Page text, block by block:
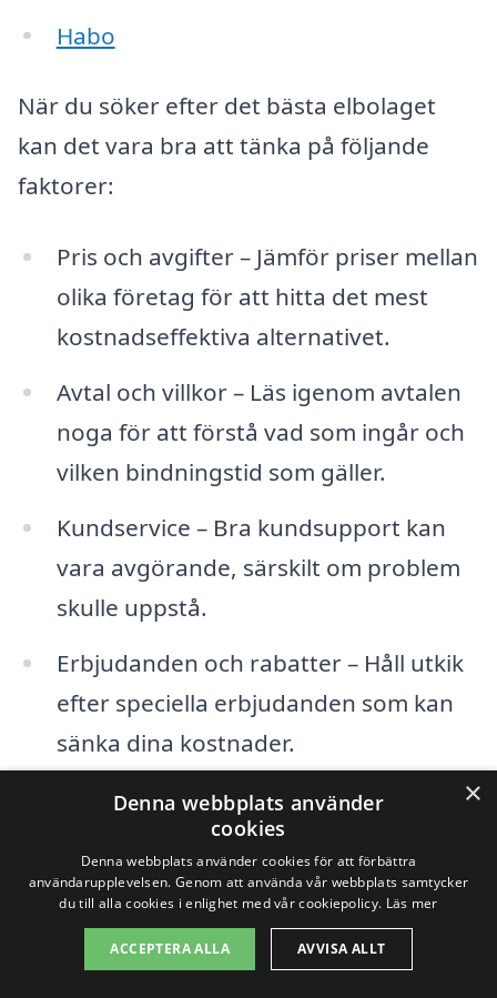
Habo
När du söker efter det bästa elbolaget
kan det vara bra att tänka på följande
faktorer:
Pris och avgifter – Jämför priser mellan
olika företag för att hitta det mest
kostnadseffektiva alternativet.
Avtal och villkor – Läs igenom avtalen
noga för att förstå vad som ingår och
vilken bindningstid som gäller.
Kundservice – Bra kundsupport kan
vara avgörande, särskilt om problem
skulle uppstå.
Erbjudanden och rabatter – Håll utkik
efter speciella erbjudanden som kan
sänka dina kostnader.
Genom att använda en plattform som xn--
bsta-elbolag-gcb.se kan du enklare
beställa flera offerter från olika företag,
både i Ultuna och i de omgivande
städerna. Detta kan spara både tid och
×
Denna webbplats använder
cookies
Denna webbplats använder cookies för att förbättra
användarupplevelsen. Genom att använda vår webbplats samtycker
du till alla cookies i enlighet med vår cookiepolicy. Läs mer
ACCEPTERA ALLA AVVISA ALLT